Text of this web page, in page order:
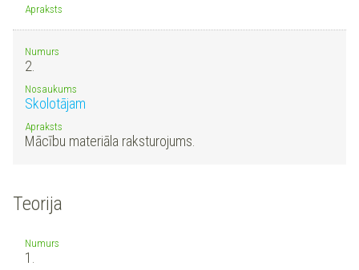
Apraksts
Numurs
2.
Nosaukums
Skolotājam
Apraksts
Mācību materiāla raksturojums.
Teorija
Numurs
1.